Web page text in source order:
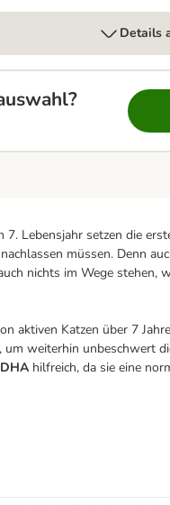
Details
Lebensjahr setzen die
müssen. Denn
nichts im Wege stehen,
aktiven Katzen über 7
um weiterhin unbeschwert
hilfreich, da sie eine